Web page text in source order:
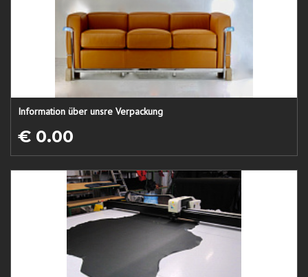
Information über unsre Verpackung
€ 0.00